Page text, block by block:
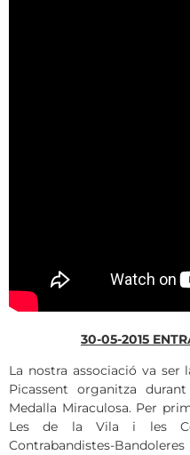
30-05-2015
La nostra associació va ser
Picassent organitza
Medalla Miraculosa. Per
Les de la Vila i les
Contrabandistes-